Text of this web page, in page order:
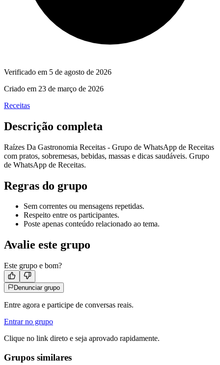
Verificado em 5 de agosto de 2026
Criado em 23 de março de 2026
Receitas
Descrição completa
Raízes Da Gastronomia Receitas - Grupo de WhatsApp de Receitas
com pratos, sobremesas, bebidas, massas e dicas saudáveis. Grupo
de WhatsApp de Receitas.
Regras do grupo
Sem correntes ou mensagens repetidas.
Respeito entre os participantes.
Poste apenas conteúdo relacionado ao tema.
Avalie este grupo
Este grupo e bom?
Denunciar grupo
Entre agora e participe de conversas reais.
Entrar no grupo
Clique no link direto e seja aprovado rapidamente.
Grupos similares